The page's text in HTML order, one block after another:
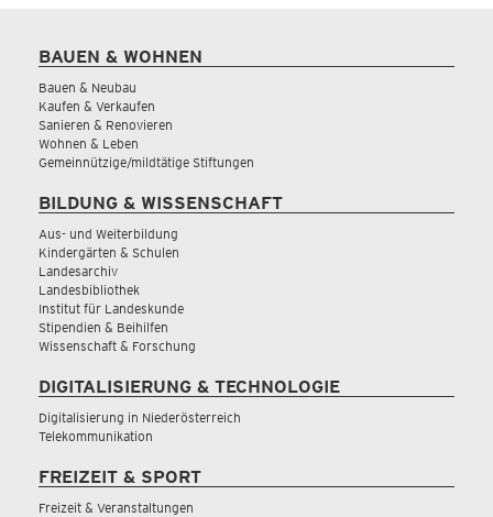
BAUEN & WOHNEN
Bauen & Neubau
Kaufen & Verkaufen
Sanieren & Renovieren
Wohnen & Leben
Gemeinnützige/mildtätige Stiftungen
BILDUNG & WISSENSCHAFT
Aus- und Weiterbildung
Kindergärten & Schulen
Landesarchiv
Landesbibliothek
Institut für Landeskunde
Stipendien & Beihilfen
Wissenschaft & Forschung
DIGITALISIERUNG & TECHNOLOGIE
Digitalisierung in Niederösterreich
Telekommunikation
FREIZEIT & SPORT
Freizeit & Veranstaltungen